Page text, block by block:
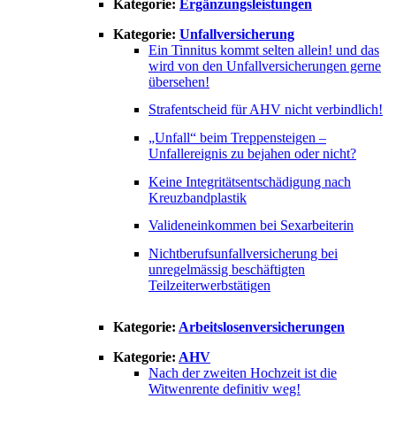
Kategorie: Ergänzungsleistungen
Kategorie: Unfallversicherung
Ein Tinnitus kommt selten allein! und das
wird von den Unfallversicherungen gerne
übersehen!
Strafentscheid für AHV nicht verbindlich!
„Unfall“ beim Treppensteigen –
Unfallereignis zu bejahen oder nicht?
Keine Integritätsentschädigung nach
Kreuzbandplastik
Valideneinkommen bei Sexarbeiterin
Nichtberufsunfallversicherung bei
unregelmässig beschäftigten
Teilzeiterwerbstätigen
Kategorie: Arbeitslosenversicherungen
Kategorie: AHV
Nach der zweiten Hochzeit ist die
Witwenrente definitiv weg!